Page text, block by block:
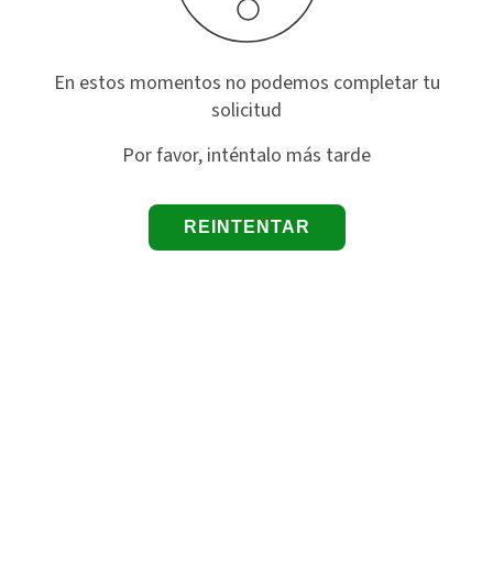
En estos momentos no podemos completar tu
solicitud
Por favor, inténtalo más tarde
REINTENTAR